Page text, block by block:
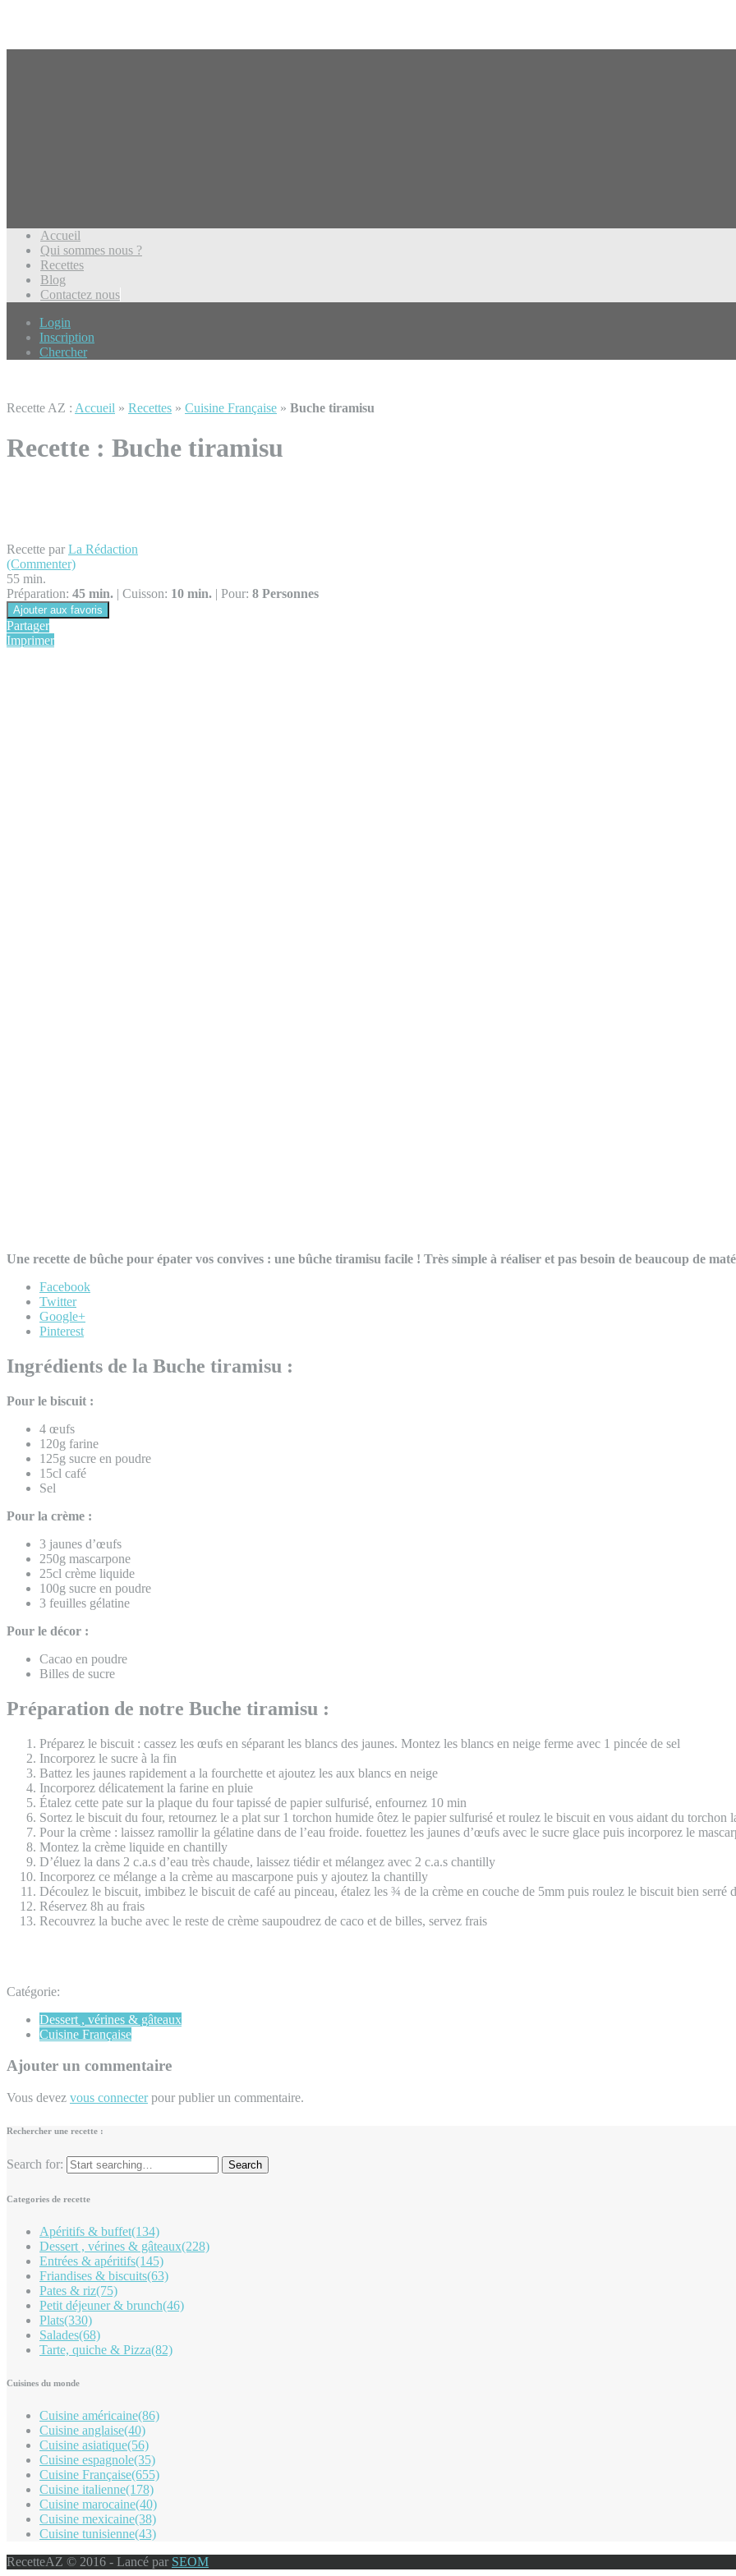
Accueil
Qui sommes nous ?
Recettes
Blog
Contactez nous
Login
Inscription
Chercher
Recette AZ : Accueil » Recettes » Cuisine Française » Buche tiramisu
Recette : Buche tiramisu
Recette par La Rédaction
(Commenter)
55 min.
Préparation: 45 min. | Cuisson: 10 min. | Pour: 8 Personnes
Ajouter aux favoris
Partager
Imprimer
Une recette de bûche pour épater vos convives : une bûche tiramisu facile ! Très simple à réaliser et pas besoin de beaucoup de
Facebook
Twitter
Google+
Pinterest
Ingrédients de la Buche tiramisu :
Pour le biscuit :
4 œufs
120g farine
125g sucre en poudre
15cl café
Sel
Pour la crème :
3 jaunes d’œufs
250g mascarpone
25cl crème liquide
100g sucre en poudre
3 feuilles gélatine
Pour le décor :
Cacao en poudre
Billes de sucre
Préparation de notre Buche tiramisu :
Préparez le biscuit : cassez les œufs en séparant les blancs des jaunes. Montez les blancs en neige ferme avec 1 pincée de sel
Incorporez le sucre à la fin
Battez les jaunes rapidement a la fourchette et ajoutez les aux blancs en neige
Incorporez délicatement la farine en pluie
Étalez cette pate sur la plaque du four tapissé de papier sulfurisé, enfournez 10 min
Sortez le biscuit du four, retournez le a plat sur 1 torchon humide ôtez le papier sulfurisé et roulez le biscuit en vous aidant du torchon
Pour la crème : laissez ramollir la gélatine dans de l’eau froide. fouettez les jaunes d’œufs avec le sucre glace puis incorporez le
Montez la crème liquide en chantilly
D’éluez la dans 2 c.a.s d’eau très chaude, laissez tiédir et mélangez avec 2 c.a.s chantilly
Incorporez ce mélange a la crème au mascarpone puis y ajoutez la chantilly
Découlez le biscuit, imbibez le biscuit de café au pinceau, étalez les ¾ de la crème en couche de 5mm puis roulez le biscuit bien serré
Réservez 8h au frais
Recouvrez la buche avec le reste de crème saupoudrez de caco et de billes, servez frais
Catégorie:
Dessert , vérines & gâteaux
Cuisine Française
Ajouter un commentaire
Vous devez vous connecterpour publier un commentaire.
Rechercher une recette :
Search for:
Categories de recette
Apéritifs & buffet(134)
Dessert , vérines & gâteaux(228)
Entrées & apéritifs(145)
Friandises & biscuits(63)
Pates & riz(75)
Petit déjeuner & brunch(46)
Plats(330)
Salades(68)
Tarte, quiche & Pizza(82)
Cuisines du monde
Cuisine américaine(86)
Cuisine anglaise(40)
Cuisine asiatique(56)
Cuisine espagnole(35)
Cuisine Française(655)
Cuisine italienne(178)
Cuisine marocaine(40)
Cuisine mexicaine(38)
Cuisine tunisienne(43)
RecetteAZ © 2016 - Lancé par SEOM